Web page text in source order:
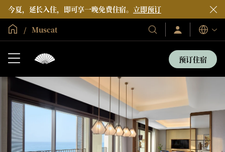
今夏，延长入住，即可享一晚免费住宿。 立即预订
全球首页
Muscat
我
们
登
录/
即
加
入
语
言
预订住宿